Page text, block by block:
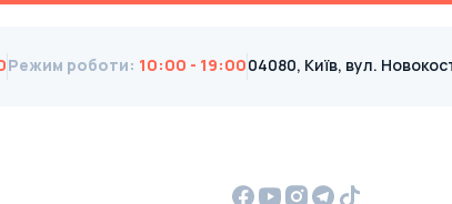
Режим роботи: 10:00 - 19:0004080, Київ, вул.